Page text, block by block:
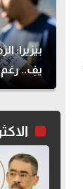
بيزيرا:
يفِ..
تاريخه